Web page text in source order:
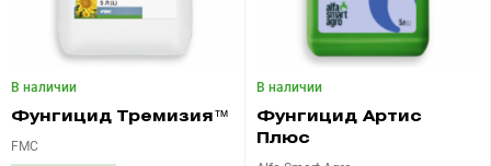
В наличии
Фунгицид Тремизия™
FMC
В наличии
Фунгицид Артис
Плюс